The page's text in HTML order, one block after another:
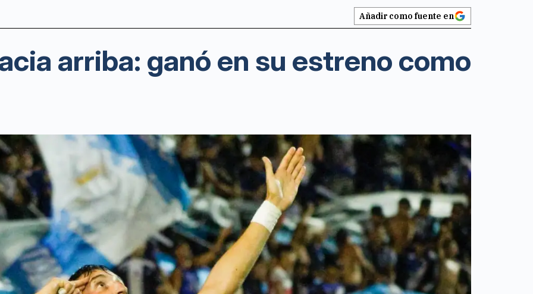
Añadir como fuente en
arriba: ganó en su estreno como